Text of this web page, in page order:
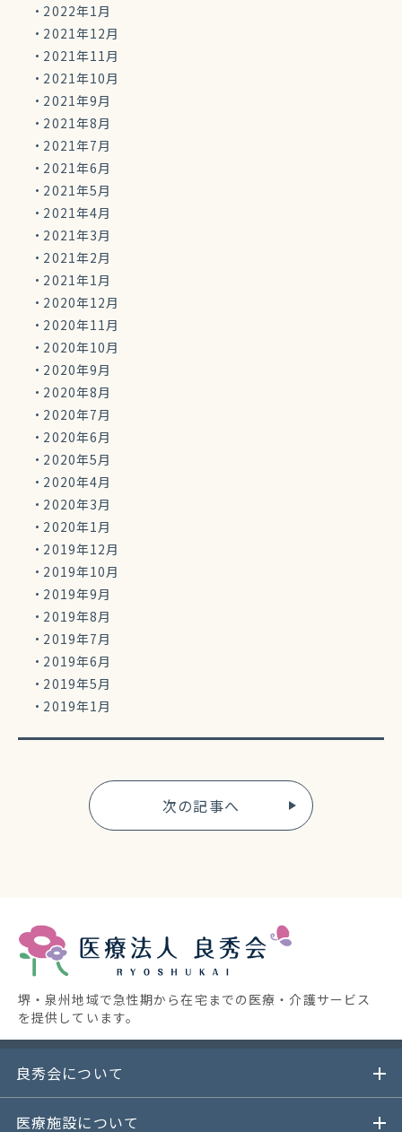
2022年1月
2021年12月
2021年11月
2021年10月
2021年9月
2021年8月
2021年7月
2021年6月
2021年5月
2021年4月
2021年3月
2021年2月
2021年1月
2020年12月
2020年11月
2020年10月
2020年9月
2020年8月
2020年7月
2020年6月
2020年5月
2020年4月
2020年3月
2020年1月
2019年12月
2019年10月
2019年9月
2019年8月
2019年7月
2019年6月
2019年5月
2019年1月
次の記事へ
堺・泉州地域で急性期から在宅までの医療・介護サービス
を提供しています。
良秀会について
医療施設について